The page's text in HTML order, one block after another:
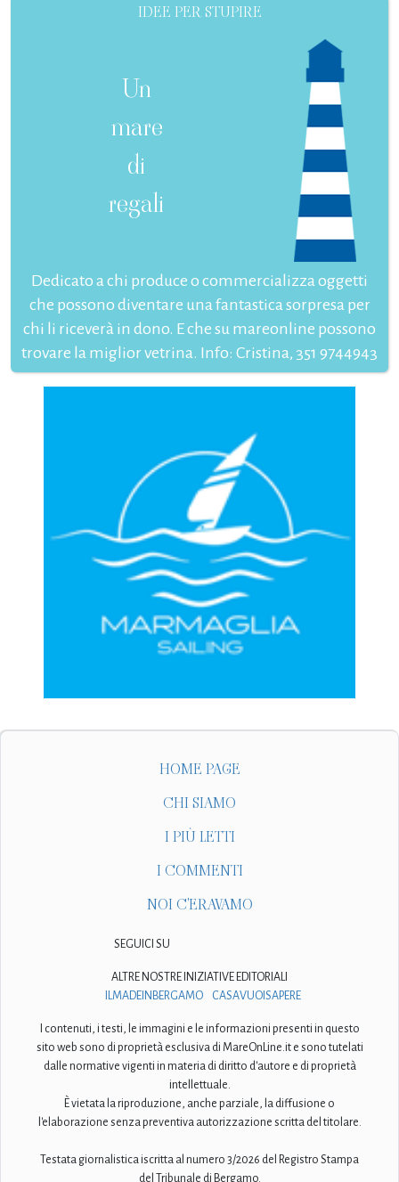
IDEE PER STUPIRE
Un
mare
di
regali
Dedicato a chi produce o commercializza oggetti
che possono diventare una fantastica sorpresa per
chi li riceverà in dono. E che su mareonline possono
trovare la miglior vetrina. Info: Cristina, 351 9744943
HOME PAGE
CHI SIAMO
I PIÙ LETTI
I COMMENTI
NOI C'ERAVAMO
SEGUICI SU
ALTRE NOSTRE INIZIATIVE EDITORIALI
ILMADEINBERGAMO
CASAVUOISAPERE
I contenuti, i testi, le immagini e le informazioni presenti in questo
sito web sono di proprietà esclusiva di MareOnLine.it e sono tutelati
dalle normative vigenti in materia di diritto d'autore e di proprietà
intellettuale.
È vietata la riproduzione, anche parziale, la diffusione o
l'elaborazione senza preventiva autorizzazione scritta del titolare.
Testata giornalistica iscritta al numero 3/2026 del Registro Stampa
del Tribunale di Bergamo.